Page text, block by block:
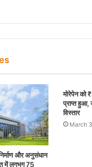
और अनुसंधान
में लगभग 75
मोरेपेन को
प्राप्त
विस्तार
March